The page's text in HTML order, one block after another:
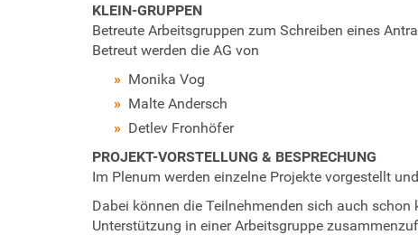
n
a
n
p
r
o
j
KLEIN-GRUPPEN
Betreute Arbeitsgruppen zum Schreiben eines
Betreut werden die AG von
Monika Vog
Malte Andersch
Detlev Fronhöfer
PROJEKT-VORSTELLUNG & BESPRECHUNG
Im Plenum werden einzelne Projekte vorgestellt
Dabei können die Teilnehmenden sich auch
Unterstützung in einer Arbeitsgruppe